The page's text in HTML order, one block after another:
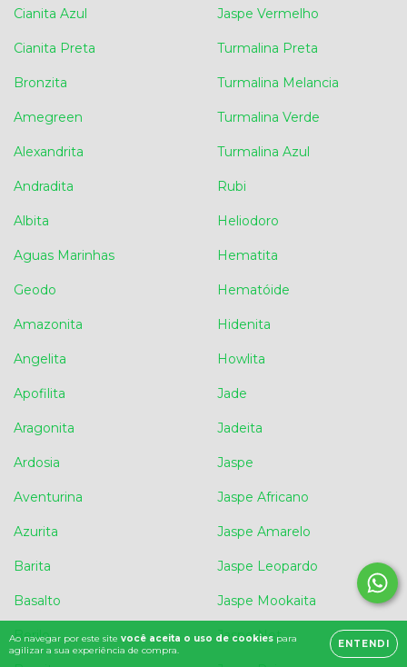
Ao navegar por este site você aceita o uso de cookies para
agilizar a sua experiência de compra.
ENTENDI
Cianita Azul
Cianita Preta
Bronzita
Amegreen
Alexandrita
Andradita
Albita
Aguas Marinhas
Geodo
Amazonita
Angelita
Apofilita
Aragonita
Ardosia
Aventurina
Azurita
Barita
Basalto
Berilo
Jaspe Vermelho
Turmalina Preta
Turmalina Melancia
Turmalina Verde
Turmalina Azul
Rubi
Heliodoro
Hematita
Hematóide
Hidenita
Howlita
Jade
Jadeita
Jaspe
Jaspe Africano
Jaspe Amarelo
Jaspe Leopardo
Jaspe Mookaita
Jaspe Net